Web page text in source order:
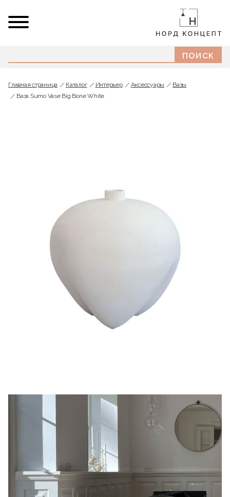
Главная страница Каталог Интерьер Аксессуары
Вазы
Ваза Sumo Vase Big Bone White